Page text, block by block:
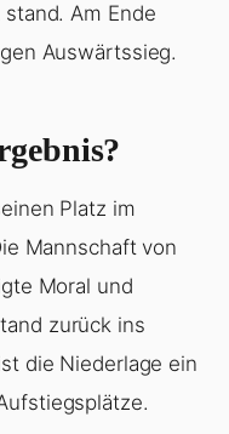
Am Ende
Auswärtssieg.
Platz im
Mannschaft von
Moral und
zurück ins
die Niederlage ein